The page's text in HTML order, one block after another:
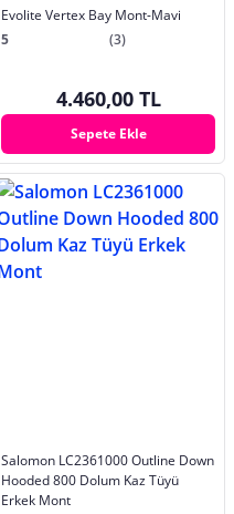
Evolite Vertex Bay Mont-Mavi
5
(3)
4.460,00 TL
Sepete Ekle
Salomon LC2361000 Outline Down
Hooded 800 Dolum Kaz Tüyü
Erkek Mont